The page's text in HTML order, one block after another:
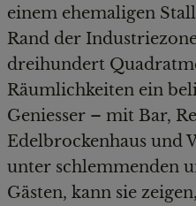
einem ehemaligen
Rand der
dreihundert
Räumlichkeiten ein
Geniesser – mit Bar,
Edelbrockenhaus und
unter schlemmenden
Gästen, kann sie